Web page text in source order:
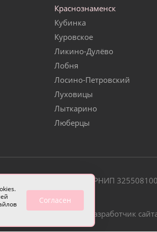
Краснознаменск
Кубинка
Куровское
Ликино-Дулёво
Лобня
Лосино-Петровский
Луховицы
Лыткарино
Люберцы
| ОГРН/ОГРНИП
Разработчик
Согласен